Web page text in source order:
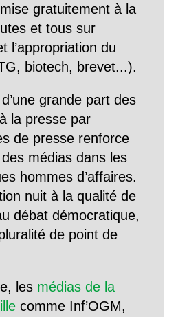
gratuitement à la
et tous sur
l’appropriation du
biotech, brevet...).
grande part des
la presse par
de presse renforce
médias dans les
hommes d’affaires.
nuit à la qualité de
débat démocratique,
de point de
les médias de la
comme Inf’OGM,